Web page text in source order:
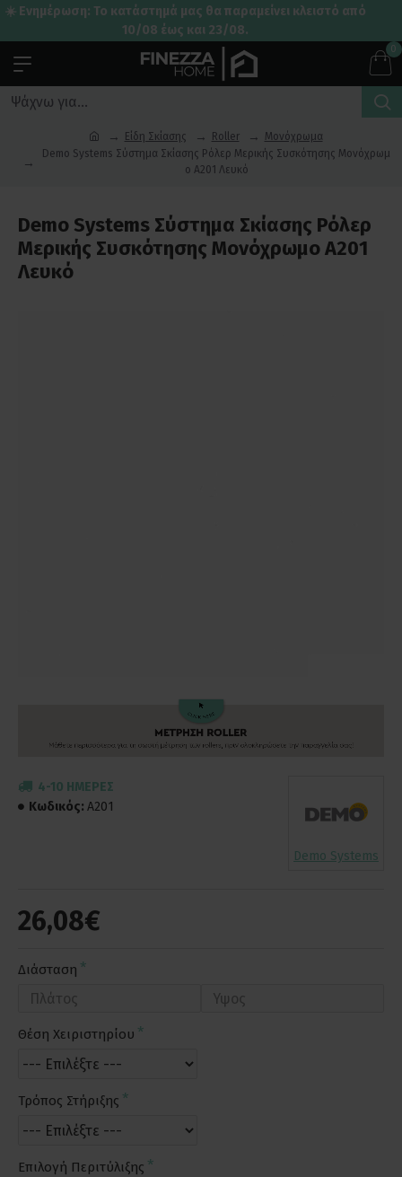
☀️ Ενημέρωση: Το κατάστημά μας θα παραμείνει κλειστό από
10/08 έως και 23/08.
0
Είδη Σκίασης Roller
Μονόχρωμα
Demo Systems Σύστημα Σκίασης Ρόλερ Μερικής Συσκότησης Μονόχρωμ
ο A201 Λευκό
Demo Systems Σύστημα Σκίασης Ρόλερ
Μερικής Συσκότησης Μονόχρωμο A201
Λευκό
26,08€
4-10 ΗΜΈΡΕΣ
Κωδικός: A201
Demo Systems
Διάσταση
Θέση Χειριστηρίου
Τρόπος Στήριξης
Επιλογή Περιτύλιξης